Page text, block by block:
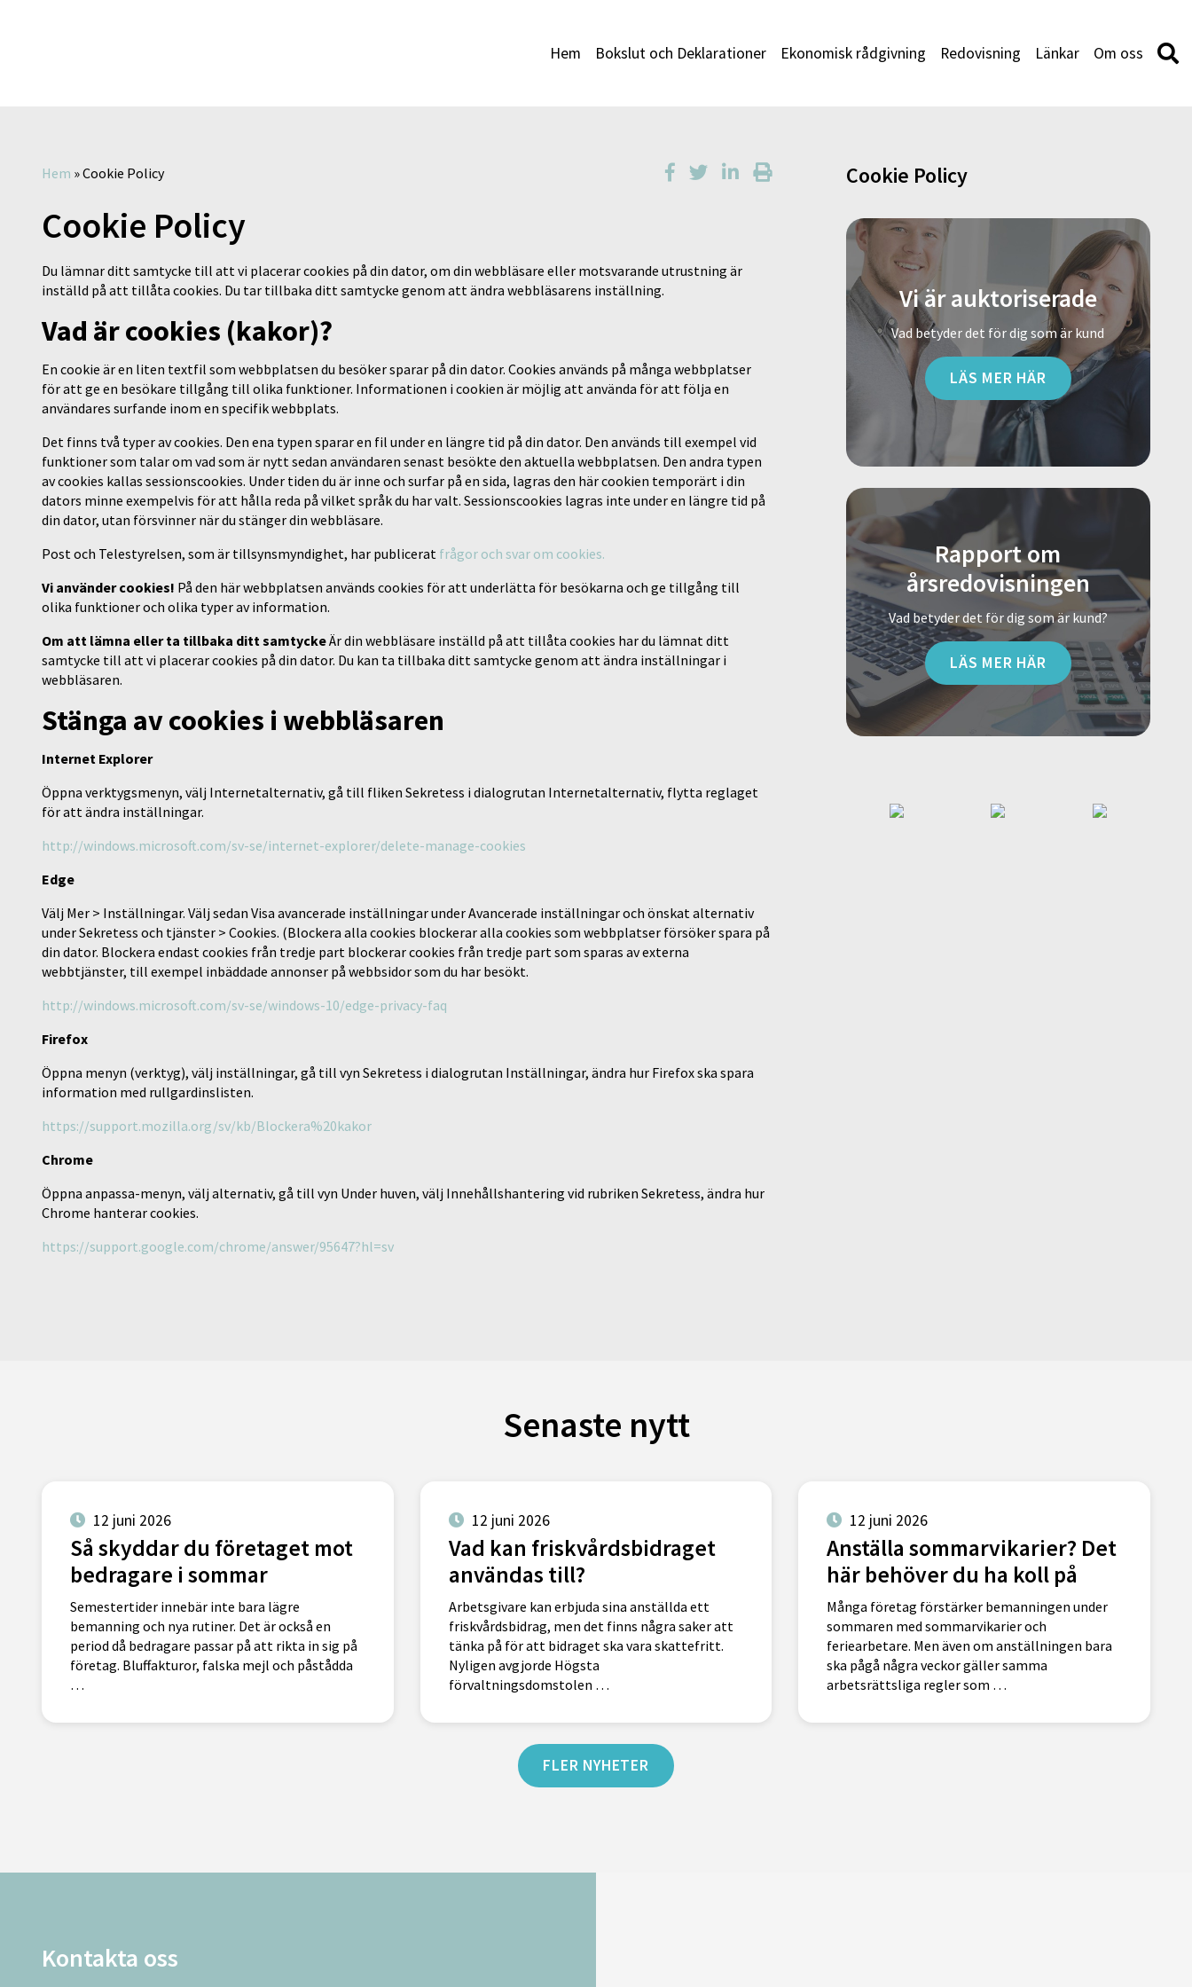
Hem Bokslut och Deklarationer Ekonomisk rådgivning Redovisning Länkar Om oss
Hem »Cookie Policy
Cookie Policy
Du lämnar ditt samtycke till att vi placerar cookies på din dator, om din webbläsare eller motsvarande utrustning är
inställd på att tillåta cookies. Du tar tillbaka ditt samtycke genom att ändra webbläsarens inställning.
Vad är cookies (kakor)?
En cookie är en liten textfil som webbplatsen du besöker sparar på din dator. Cookies används på många webbplatser
för att ge en besökare tillgång till olika funktioner. Informationen i cookien är möjlig att använda för att följa en
användares surfande inom en specifik webbplats.
Det finns två typer av cookies. Den ena typen sparar en fil under en längre tid på din dator. Den används till exempel vid
funktioner som talar om vad som är nytt sedan användaren senast besökte den aktuella webbplatsen. Den andra typen
av cookies kallas sessionscookies. Under tiden du är inne och surfar på en sida, lagras den här cookien temporärt i din
dators minne exempelvis för att hålla reda på vilket språk du har valt. Sessionscookies lagras inte under en längre tid på
din dator, utan försvinner när du stänger din webbläsare.
Post och Telestyrelsen, som är tillsynsmyndighet, har publicerat frågor och svar om cookies.
Vi använder cookies! På den här webbplatsen används cookies för att underlätta för besökarna och ge tillgång till
olika funktioner och olika typer av information.
Om att lämna eller ta tillbaka ditt samtyckeÄr din webbläsare inställd på att tillåta cookies har du lämnat ditt
samtycke till att vi placerar cookies på din dator. Du kan ta tillbaka ditt samtycke genom att ändra inställningar i
webbläsaren.
Stänga av cookies i webbläsaren
Internet Explorer
Öppna verktygsmenyn, välj Internetalternativ, gå till fliken Sekretess i dialogrutan Internetalternativ, flytta reglaget
för att ändra inställningar.
http://windows.microsoft.com/sv-se/internet-explorer/delete-manage-cookies
Edge
Välj Mer > Inställningar. Välj sedan Visa avancerade inställningar under Avancerade inställningar och önskat alternativ
under Sekretess och tjänster > Cookies. (Blockera alla cookies blockerar alla cookies som webbplatser försöker spara på
din dator. Blockera endast cookies från tredje part blockerar cookies från tredje part som sparas av externa
webbtjänster, till exempel inbäddade annonser på webbsidor som du har besökt.
http://windows.microsoft.com/sv-se/windows-10/edge-privacy-faq
Firefox
Öppna menyn (verktyg), välj inställningar, gå till vyn Sekretess i dialogrutan Inställningar, ändra hur Firefox ska spara
information med rullgardinslisten.
https://support.mozilla.org/sv/kb/Blockera%20kakor
Chrome
Öppna anpassa-menyn, välj alternativ, gå till vyn Under huven, välj Innehållshantering vid rubriken Sekretess, ändra hur
Chrome hanterar cookies.
https://support.google.com/chrome/answer/95647?hl=sv
Cookie Policy
Vi är auktoriserade
Vad betyder det för dig som är kund
LÄS MER HÄR
Rapport om
årsredovisningen
Vad betyder det för dig som är kund?
LÄS MER HÄR
Senaste nytt
12 juni 2026
Så skyddar du företaget mot
bedragare i sommar
Semestertider innebär inte bara lägre
bemanning och nya rutiner. Det är också en
period då bedragare passar på att rikta in sig på
företag. Bluffakturor, falska mejl och påstådda
…
12 juni 2026
Vad kan friskvårdsbidraget
användas till?
Arbetsgivare kan erbjuda sina anställda ett
friskvårdsbidrag, men det finns några saker att
tänka på för att bidraget ska vara skattefritt.
Nyligen avgjorde Högsta
förvaltningsdomstolen …
12 juni 2026
Anställa sommarvikarier? Det
här behöver du ha koll på
Många företag förstärker bemanningen under
sommaren med sommarvikarier och
feriearbetare. Men även om anställningen bara
ska pågå några veckor gäller samma
arbetsrättsliga regler som …
FLER NYHETER
Kontakta oss